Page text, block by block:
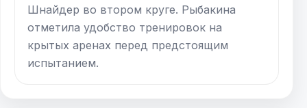
Шнайдер во втором круге. Рыбакина
отметила удобство тренировок на
крытых аренах перед предстоящим
испытанием.